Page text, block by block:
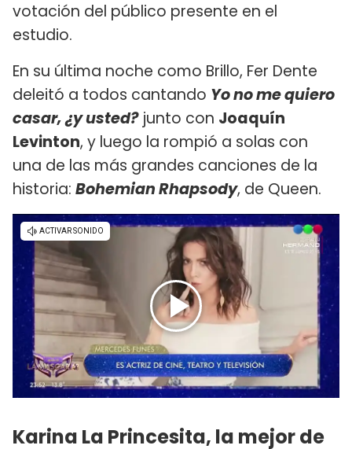
votación del público presente en el
estudio.
En su última noche como Brillo, Fer Dente
deleitó a todos cantando Yo no me quiero
casar, ¿y usted?junto con Joaquín
Levinton, y luego la rompió a solas con
una de las más grandes canciones de la
historia: Bohemian Rhapsody, de Queen.
Karina La Princesita, la mejor de